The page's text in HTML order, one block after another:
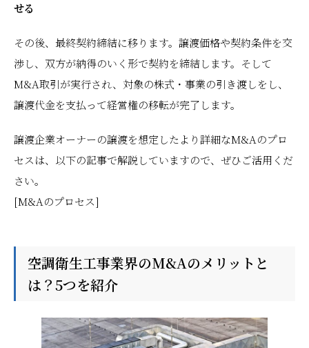
せる
その後、最終契約締結に移ります。譲渡価格や契約条件を交
渉し、双方が納得のいく形で契約を締結します。そして
M&A取引が実行され、対象の株式・事業の引き渡しをし、
譲渡代金を支払って経営権の移転が完了します。
譲渡企業オーナーの譲渡を想定したより詳細なM&Aのプロ
セスは、以下の記事で解説していますので、ぜひご活用くだ
さい。
[M&Aのプロセス]
空調衛生工事業界のM&Aのメリットと
は？5つを紹介